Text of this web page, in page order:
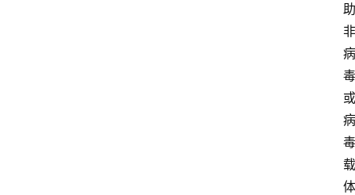
助
非
病
毒
或
病
毒
载
体